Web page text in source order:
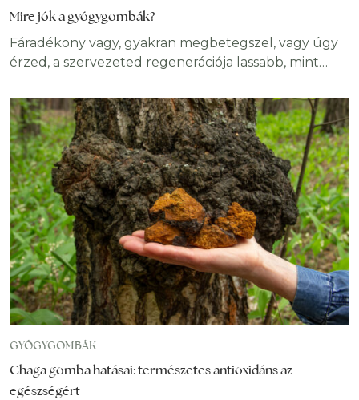
Mire jók a gyógygombák?
Fáradékony vagy, gyakran megbetegszel, vagy úgy
érzed, a szervezeted regenerációja lassabb, mint
több területen támogatják – különösen az
immunrendszer, a gyulladásos folyamatok és a
sejtvédelem szempontjából. Hatásuk több ezer éves
tapasztalaton alapul, különösen a keleti
gyógyászatban. Több ezer éves háttér – a kínai
orvoslás szemlélete A kínai orvoslás a
GYÓGYGOMBÁK
Chaga gomba hatásai: természetes antioxidáns az
egészségért